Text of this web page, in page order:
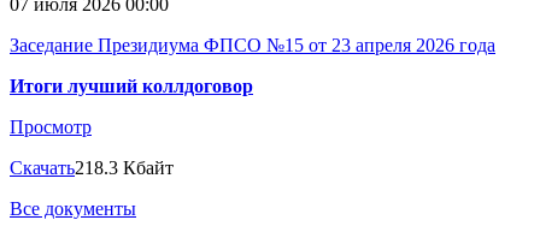
07 июля 2026 00:00
Заседание Президиума ФПСО №15 от 23 апреля 2026 года
Итоги лучший коллдоговор
Просмотр
Скачать218.3 Кбайт
Все документы